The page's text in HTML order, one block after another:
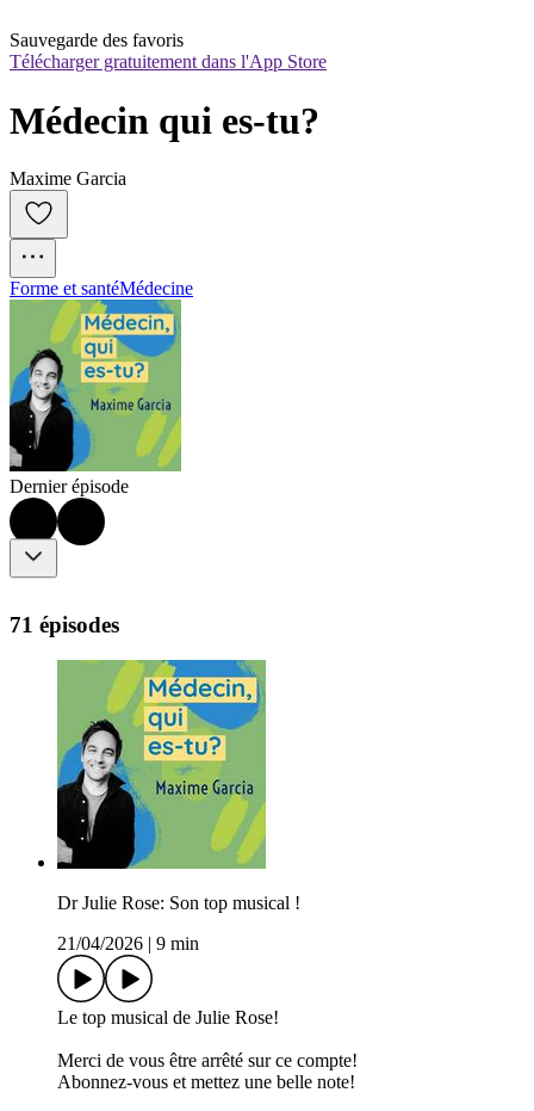
Sauvegarde des favoris
Télécharger gratuitement dans l'App Store
Médecin qui es-tu?
Maxime Garcia
Forme et santéMédecine
Dernier épisode
71 épisodes
Dr Julie Rose: Son top musical !
21/04/2026
9 min
Le top musical de Julie Rose!
Merci de vous être arrêté sur ce compte!
Abonnez-vous et mettez une belle note!